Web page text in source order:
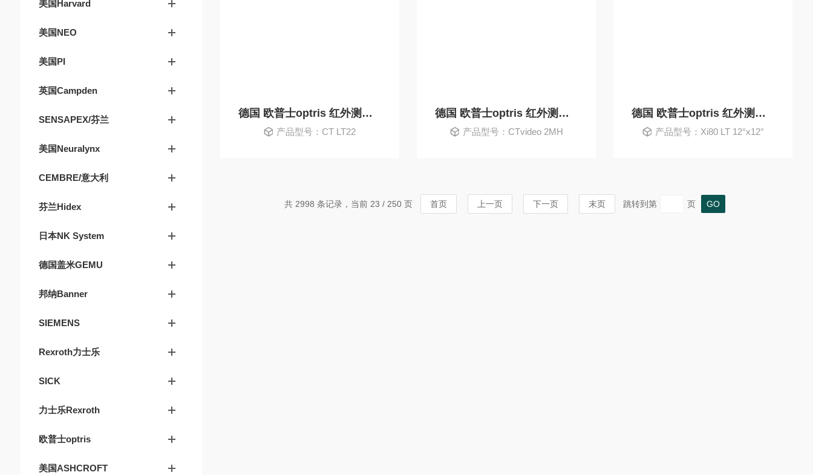
美国Harvard
美国NEO
美国PI
英国Campden
SENSAPEX/芬兰
美国Neuralynx
CEMBRE/意大利
芬兰Hidex
日本NK System
德国盖米GEMU
邦纳Banner
SIEMENS
Rexroth力士乐
SICK
力士乐Rexroth
欧普士optris
美国ASHCROFT
德国 欧普士optris 红外测温仪
产品型号：CT LT22
德国 欧普士optris 红外测温仪
产品型号：CTvideo 2MH
德国 欧普士optris 红外测温仪
产品型号：Xi80 LT 12°x12°
共 2998 条记录，当前 23 / 250 页 首页 上一页 下一页 末页 跳转到第 页